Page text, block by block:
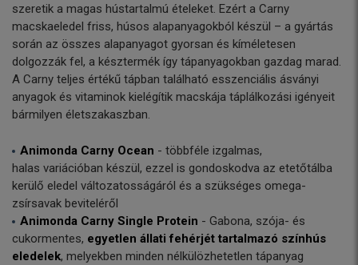
szeretik a magas hústartalmú ételeket. Ezért a Carny
macskaeledel friss, húsos alapanyagokból készül – a gyártás
során az összes alapanyagot gyorsan és kíméletesen
dolgozzák fel, a késztermék így tápanyagokban gazdag marad.
A Carny teljes értékű tápban található esszenciális ásványi
anyagok és vitaminok kielégítik macskája táplálkozási igényeit
bármilyen életszakaszban.
Animonda Carny Ocean - többféle izgalmas,
halas variációban készül, ezzel is gondoskodva az etetőtálba
kerülő eledel változatosságáról és a szükséges omega-
zsírsavak beviteléről
Animonda Carny Single Protein - Gabona, szója- és
cukormentes, egyetlen állati fehérjét tartalmazó színhús
eledelek, melyekben minden nélkülözhetetlen tápanyag